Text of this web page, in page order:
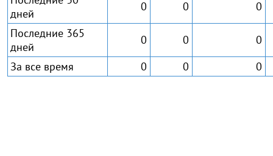
дней
0 0
0
Последние 365
дней
0 0
0
За все время
0 0 0